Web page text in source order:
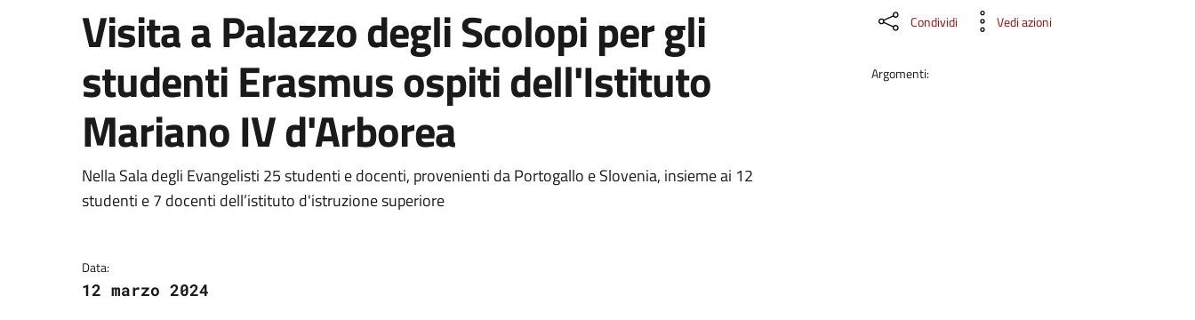
Visita a Palazzo degli Scolopi per gli
studenti Erasmus ospiti dell'Istituto
Mariano IV d'Arborea
Dettagli della notizia
Nella Sala degli Evangelisti 25 studenti e docenti, provenienti da Portogallo e Slovenia, insieme ai 12
studenti e 7 docenti dell’istituto d'istruzione superiore
Data:
12 marzo 2024
Condividi Vedi azioni
Argomenti: